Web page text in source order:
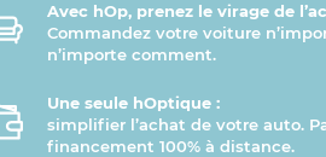
Avec hOp, prenez le virage de
Commandez votre voiture
n’importe comment.
Une seule hOptique :
simplifier l’achat de votre auto.
financement 100% à distance.